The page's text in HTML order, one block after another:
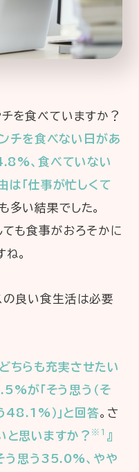
チを食べていますか？
チを食べない日があ
、食べていない
は「仕事が忙しくて
多い結果でした。
ても食事がおろそかに
。
の良い食生活は必要
ちらも充実させたい
が「そう思う（そ
）」と回答。さ
と思いますか？ ※1
』
う思う35.0%、やや